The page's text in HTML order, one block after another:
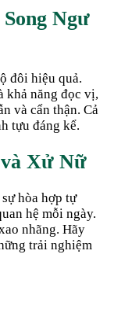
Song Ngư
đôi hiệu quả.
khả năng đọc vị,
và cẩn thận. Cả
tựu đáng kể.
và Xử Nữ
hòa hợp tự
hệ mỗi ngày.
nhãng. Hãy
trải nghiệm